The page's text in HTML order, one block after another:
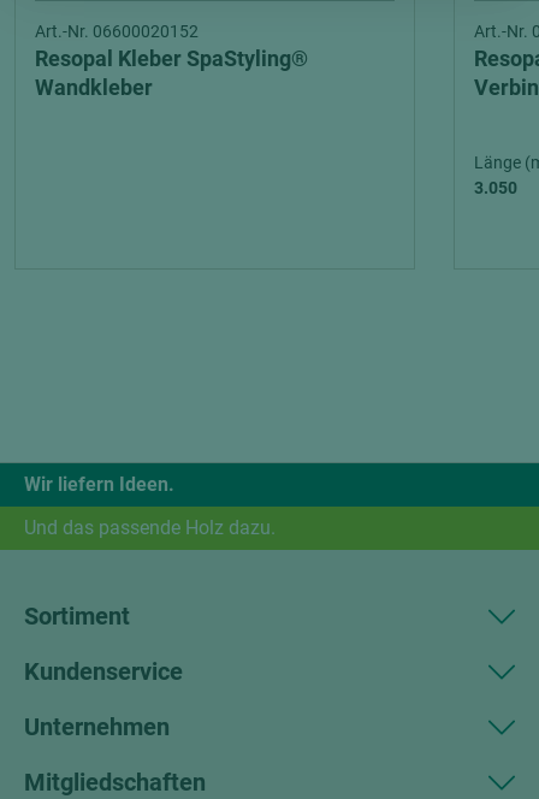
Art.-Nr. 06600020152
Resopal Kleber SpaStyling®
Wandkleber
Art.-Nr.
Länge
3.050
Wir liefern Ideen.
Und das passende Holz dazu.
Sortiment
Kundenservice
Unternehmen
Mitgliedschaften